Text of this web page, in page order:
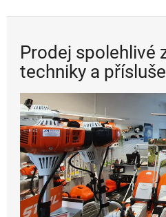
Prodej spolehlivé
techniky a